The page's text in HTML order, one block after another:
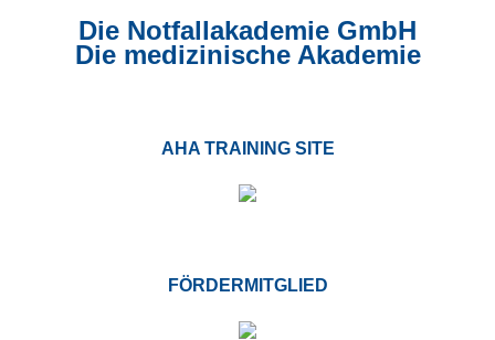
Die Notfallakademie GmbH
Die medizinische Akademie
AHA TRAINING SITE
FÖRDERMITGLIED